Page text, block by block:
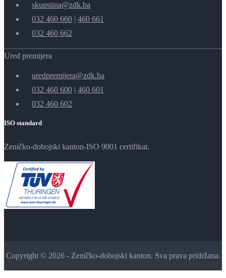
skupstina@zdk.ba
032 460 660 | 460 661
032 460 662
Ured premijera
uredpremijera@zdk.ba
032 460 600 | 460 601
032 460 602
ISO standard
Zeničko-dobojski kanton-ISO 9001 certifikat.
Copyright © 2026 - Zeničko-dobojski kanton. Sva prava pridržana.